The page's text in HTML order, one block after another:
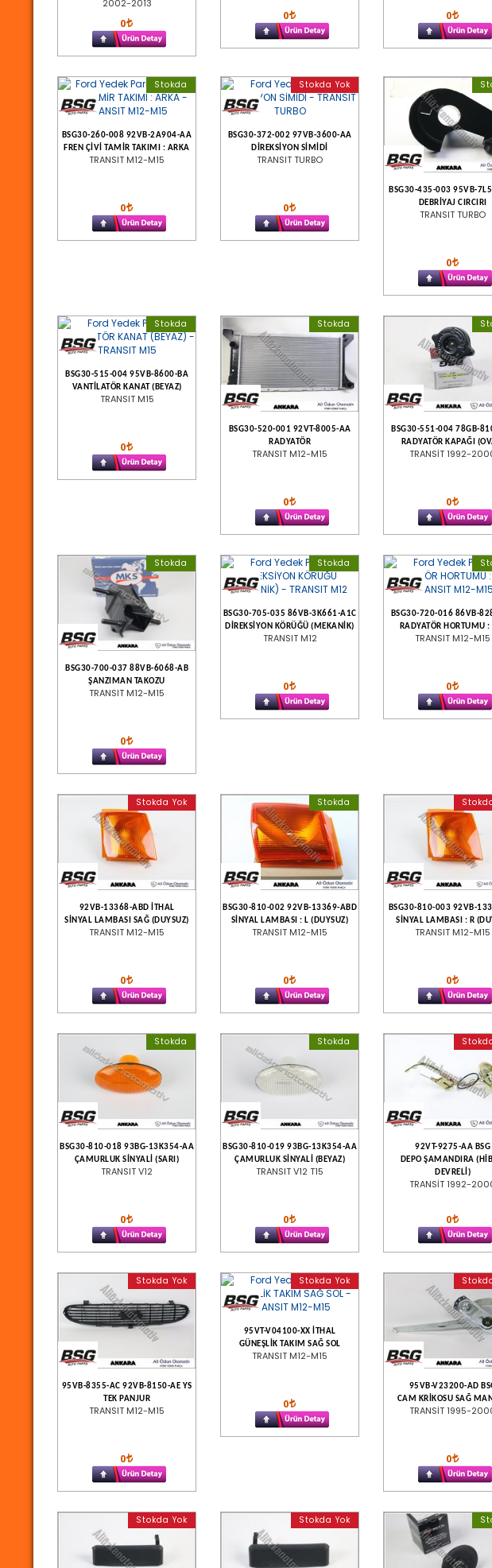
2002-2013
0
0 0
Stokda
BSG30-260-008 92VB-2A904-AA
FREN ÇİVİ TAMİR TAKIMI : ARKA
TRANSIT M12-M15
0
Stokda Yok
BSG30-372-002 97VB-3600-AA
DİREKSİYON SİMİDİ
TRANSIT TURBO
0
BSG30-435-003 95VB-
DEBRİYAJ CIRCIRI
TRANSIT TURBO
0
Stokda
BSG30-515-004 95VB-8600-BA
VANTİLATÖR KANAT (BEYAZ)
TRANSIT M15
0
Stokda
BSG30-520-001 92VT-8005-AA
RADYATÖR
TRANSIT M12-M15
0
BSG30-551-004 78GB-
RADYATÖR KAPAĞI
TRANSİT 1992-
0
Stokda
BSG30-700-037 88VB-6068-AB
ŞANZIMAN TAKOZU
TRANSIT M12-M15
0
Stokda
BSG30-705-035 86VB-3K661-A1C
DİREKSİYON KÖRÜĞÜ (MEKANİK)
TRANSIT M12
0
BSG30-720-016 86VB-
RADYATÖR HORTUMU :
TRANSIT M12-M15
0
Stokda Yok
92VB-13368-ABD İTHAL
SİNYAL LAMBASI SAĞ (DUYSUZ)
TRANSIT M12-M15
0
Stokda
BSG30-810-002 92VB-13369-ABD
SİNYAL LAMBASI : L (DUYSUZ)
TRANSIT M12-M15
0
BSG30-810-003 92VB-
SİNYAL LAMBASI : R
TRANSIT M12-M15
0
Stokda
BSG30-810-018 93BG-13K354-AA
ÇAMURLUK SİNYALİ (SARI)
TRANSIT V12
0
Stokda
BSG30-810-019 93BG-13K354-AA
ÇAMURLUK SİNYALİ (BEYAZ)
TRANSIT V12 T15
0
92VT-9275-AA BSG
DEPO ŞAMANDIRA
DEVRELİ)
TRANSİT 1992-
0
Stokda Yok
95VB-8355-AC 92VB-8150-AE YS
TEK PANJUR
TRANSIT M12-M15
0
Stokda Yok
95VT-V04100-XX İTHAL
GÜNEŞLİK TAKIM SAĞ SOL
TRANSIT M12-M15
0
95VB-V23200-AD
CAM KRİKOSU SAĞ
TRANSİT 1995-
0
Stokda Yok Stokda Yok